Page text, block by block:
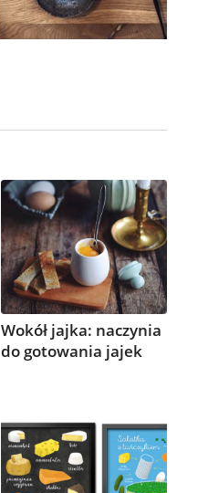
Wokół jajka: naczynia
do gotowania jajek